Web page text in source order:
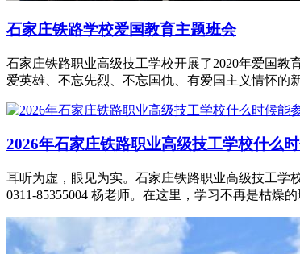
石家庄铁路学校爱国教育主题班会
石家庄铁路职业高级技工学校开展了2020年爱国教
爱英雄、不忘先烈、不忘国仇、有爱国主义情怀的
2026年石家庄铁路职业高级技工学校什么
耳听为虚，眼见为实。石家庄铁路职业高级技工学
0311-85355004 杨老师。在这里，学习不再是枯燥